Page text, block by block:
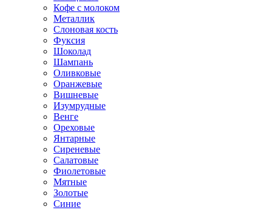
Кофе с молоком
Металлик
Слоновая кость
Фуксия
Шоколад
Шампань
Оливковые
Оранжевые
Вишневые
Изумрудные
Венге
Ореховые
Янтарные
Сиреневые
Салатовые
Фиолетовые
Мятные
Золотые
Синие